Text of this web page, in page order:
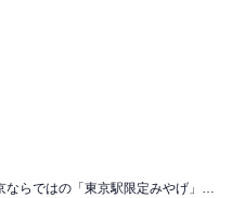
東京ならではの「東京駅限定みやげ」ランキング ！2位は「東京レンガぱん」、では1位は？